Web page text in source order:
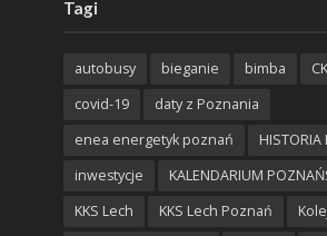
Tagi
autobusy bieganie bimba
covid-19
daty z Poznania
enea energetyk poznań
inwestycje
KALENDARIUM
KKS Lech
KKS Lech Poznań